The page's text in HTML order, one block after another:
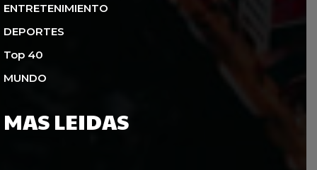
ENTRETENIMIENTO
DEPORTES
Top 40
MUNDO
MAS LEIDAS